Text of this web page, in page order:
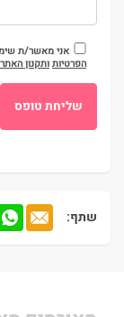
אני מאשר/ת
הפרטיותותקנון האתר
שתף: